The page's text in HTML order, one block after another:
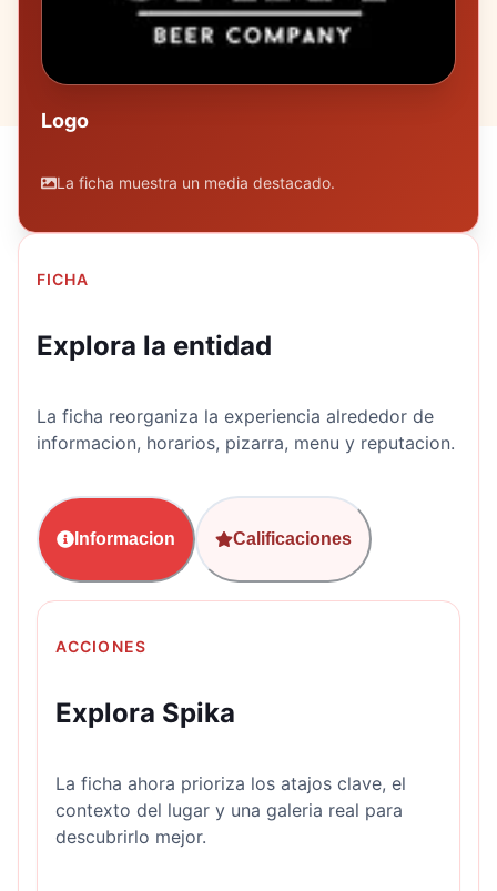
Logo
La ficha muestra un media destacado.
FICHA
Explora la entidad
La ficha reorganiza la experiencia alrededor de
informacion, horarios, pizarra, menu y reputacion.
Informacion Calificaciones
ACCIONES
Explora Spika
La ficha ahora prioriza los atajos clave, el
contexto del lugar y una galeria real para
descubrirlo mejor.